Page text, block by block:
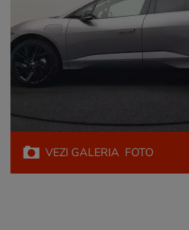
VEZI GALERIA FOTO